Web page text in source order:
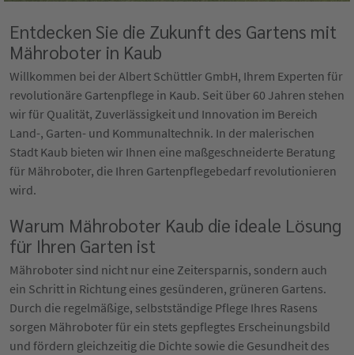
Entdecken Sie die Zukunft des Gartens mit
Mähroboter in Kaub
Willkommen bei der Albert Schüttler GmbH, Ihrem Experten für
revolutionäre Gartenpflege in Kaub. Seit über 60 Jahren stehen
wir für Qualität, Zuverlässigkeit und Innovation im Bereich
Land-, Garten- und Kommunaltechnik. In der malerischen
Stadt Kaub bieten wir Ihnen eine maßgeschneiderte Beratung
für Mähroboter, die Ihren Gartenpflegebedarf revolutionieren
wird.
Warum Mähroboter Kaub die ideale Lösung
für Ihren Garten ist
Mähroboter sind nicht nur eine Zeitersparnis, sondern auch
ein Schritt in Richtung eines gesünderen, grüneren Gartens.
Durch die regelmäßige, selbstständige Pflege Ihres Rasens
sorgen Mähroboter für ein stets gepflegtes Erscheinungsbild
und fördern gleichzeitig die Dichte sowie die Gesundheit des